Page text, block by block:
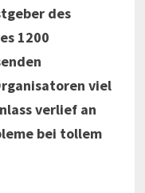
des
1200
viel
verlief an
bei tollem